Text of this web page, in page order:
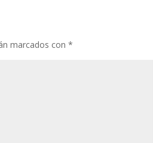
marcados con*